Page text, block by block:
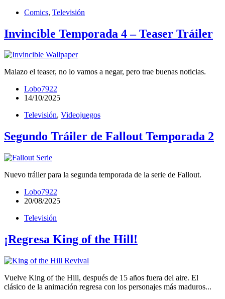
Comics, Televisión
Invincible Temporada 4 – Teaser Tráiler
Malazo el teaser, no lo vamos a negar, pero trae buenas noticias.
Lobo7922
14/10/2025
Televisión, Videojuegos
Segundo Tráiler de Fallout Temporada 2
Nuevo tráiler para la segunda temporada de la serie de Fallout.
Lobo7922
20/08/2025
Televisión
¡Regresa King of the Hill!
Vuelve King of the Hill, después de 15 años fuera del aire. El
clásico de la animación regresa con los personajes más maduros...